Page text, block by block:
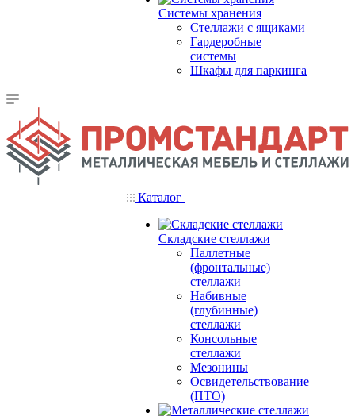
Системы хранения
Стеллажи с ящиками
Гардеробные
системы
Шкафы для паркинга
Каталог
Складские стеллажи
Паллетные
(фронтальные)
стеллажи
Набивные
(глубинные)
стеллажи
Консольные
стеллажи
Мезонины
Освидетельствование
(ПТО)